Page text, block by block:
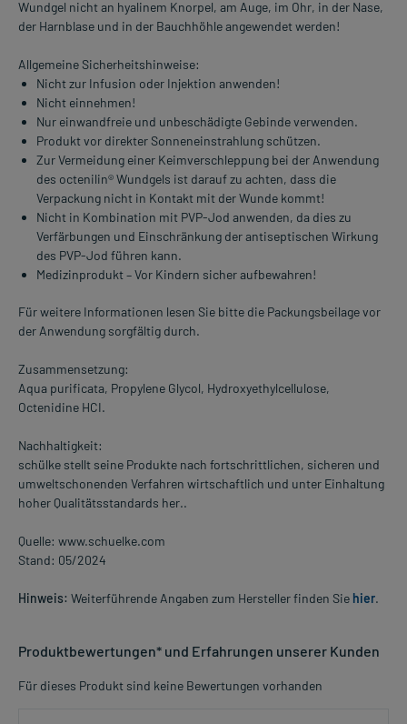
Wundgel nicht an hyalinem Knorpel, am Auge, im Ohr, in der Nase,
der Harnblase und in der Bauchhöhle angewendet werden!
Allgemeine Sicherheitshinweise:
Nicht zur Infusion oder Injektion anwenden!
Nicht einnehmen!
Nur einwandfreie und unbeschädigte Gebinde verwenden.
Produkt vor direkter Sonneneinstrahlung schützen.
Zur Vermeidung einer Keimverschleppung bei der Anwendung
des octenilin® Wundgels ist darauf zu achten, dass die
Verpackung nicht in Kontakt mit der Wunde kommt!
Nicht in Kombination mit PVP-Jod anwenden, da dies zu
Verfärbungen und Einschränkung der antiseptischen Wirkung
des PVP-Jod führen kann.
Medizinprodukt – Vor Kindern sicher aufbewahren!
Für weitere Informationen lesen Sie bitte die Packungsbeilage vor
der Anwendung sorgfältig durch.
Zusammensetzung:
Aqua purificata, Propylene Glycol, Hydroxyethylcellulose,
Octenidine HCI.
Nachhaltigkeit:
schülke stellt seine Produkte nach fortschrittlichen, sicheren und
umweltschonenden Verfahren wirtschaftlich und unter Einhaltung
hoher Qualitätsstandards her..
Quelle: www.schuelke.com
Stand: 05/2024
Hinweis: Weiterführende Angaben zum Hersteller finden Sie hier.
Produktbewertungen* und Erfahrungen unserer Kunden
Für dieses Produkt sind keine Bewertungen vorhanden